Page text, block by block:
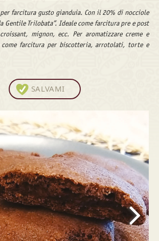
per farcitura gusto gianduia. Con il 20% di nocciole
Gentile Trilobata”. Ideale come farcitura pre e post
mignon, ecc. Per aromatizzare creme e
come farcitura per biscotteria, arrotolati, torte e
SALVAMI